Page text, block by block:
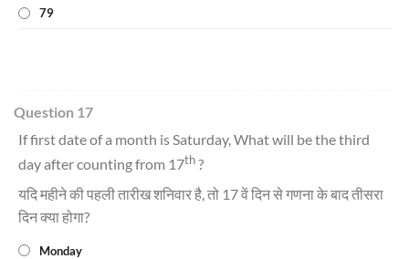
79
Question 17
If first date of a month is Saturday, What will be the third
day after counting from 17th?
यदि महीने की पहली तारीख शनिवार है, तो 17 वें दिन से गणना के बाद तीसरा
दिन क्या होगा?
Monday